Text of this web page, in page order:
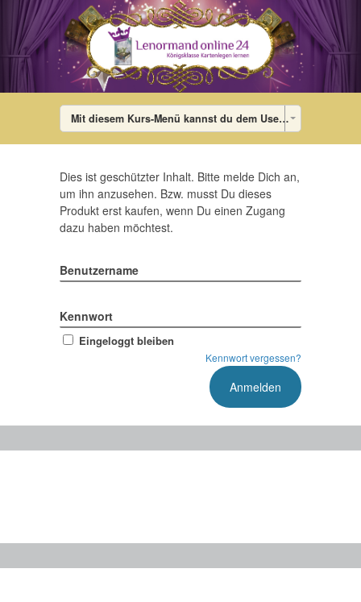
Mit diesem Kurs-Menü kannst du dem User die Lektionen des Kurses in jedem Theme anzeigen. Im Theme wird das Menü dann mit den Links auf die einzelnen Lektionen gefüllt. Falls der User gerade in keinem Kurs ist, wird ein Standard-Menü angezeigt, das du im WordPress-Admin-Bereich unter Design – Menü (Menü bearbeiten: „DigiMember-Kurs-Menü“) bearbeiten kannst. Dort kannst du auch diesen Dummy-Menü-Eintrag löschen.
Dies ist geschützter Inhalt. Bitte melde Dich an,
um ihn anzusehen. Bzw. musst Du dieses
Produkt erst kaufen, wenn Du einen Zugang
dazu haben möchtest.
Benutzername
Kennwort
Eingeloggt bleiben
Kennwort vergessen?